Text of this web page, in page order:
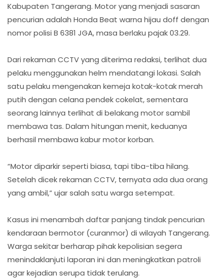
Kabupaten Tangerang. Motor yang menjadi sasaran
pencurian adalah Honda Beat warna hijau doff dengan
nomor polisi B 6381 JGA, masa berlaku pajak 03.29.
Dari rekaman CCTV yang diterima redaksi, terlihat dua
pelaku menggunakan helm mendatangi lokasi. Salah
satu pelaku mengenakan kemeja kotak-kotak merah
putih dengan celana pendek cokelat, sementara
seorang lainnya terlihat di belakang motor sambil
membawa tas. Dalam hitungan menit, keduanya
berhasil membawa kabur motor korban.
“Motor diparkir seperti biasa, tapi tiba-tiba hilang.
Setelah dicek rekaman CCTV, ternyata ada dua orang
yang ambil,” ujar salah satu warga setempat.
Kasus ini menambah daftar panjang tindak pencurian
kendaraan bermotor (curanmor) di wilayah Tangerang.
Warga sekitar berharap pihak kepolisian segera
menindaklanjuti laporan ini dan meningkatkan patroli
agar kejadian serupa tidak terulang.